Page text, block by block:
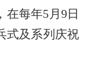
在每年5月9日
式及系列庆祝